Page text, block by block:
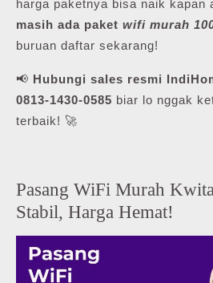
harga paketnya bisa naik kapan
masih ada paket wifi murah
buruan daftar sekarang!
📢 Hubungi sales resmi
0813-1430-0585 biar lo nggak
terbaik! 🚀
Pasang WiFi Murah
Stabil, Harga Hemat!